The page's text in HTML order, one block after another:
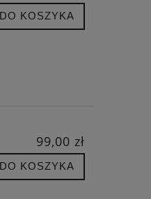
DO KOSZYKA
99,00 zł
DO KOSZYKA